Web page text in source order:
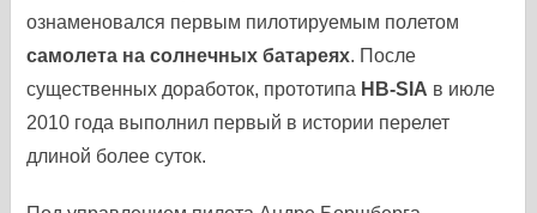
ознаменовался первым пилотируемым полетом
самолета на солнечных батареях. После
существенных доработок, прототипа HB-SIA в июле
2010 года выполнил первый в истории перелет
длиной более суток.